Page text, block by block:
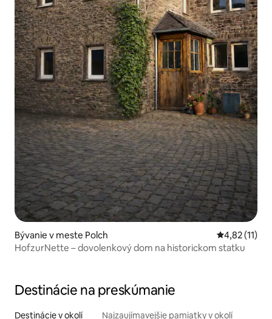
Bývanie v meste Polch Priemerné
4,82 (11)
HofzurNette – dovolenkový dom na historickom statku
Destinácie na preskúmanie
Destinácie v okolí Najzaujímavejšie pamiatky v okolí